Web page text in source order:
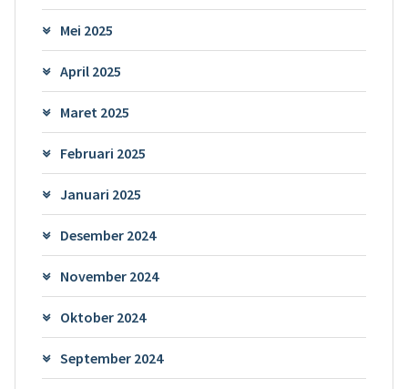
Mei 2025
April 2025
Maret 2025
Februari 2025
Januari 2025
Desember 2024
November 2024
Oktober 2024
September 2024